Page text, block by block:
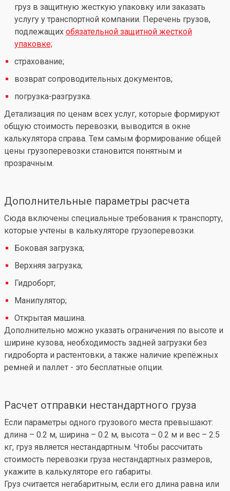
груз в защитную жесткую упаковку или заказать
услугу у транспортной компании. Перечень грузов,
подлежащих обязательной защитной жесткой
упаковке;
страхование;
возврат сопроводительных документов;
погрузка-разгрузка.
Детализация по ценам всех услуг, которые формируют
общую стоимость перевозки, выводится в окне
калькулятора справа. Тем самым формирование общей
цены грузоперевозки становится понятным и
прозрачным.
Дополнительные параметры расчета
Сюда включены специальные требования к транспорту,
которые учтены в калькуляторе грузоперевозки.
Боковая загрузка;
Верхняя загрузка;
Гидроборт;
Манипулятор;
Открытая машина.
Дополнительно можно указать ограничения по высоте и
ширине кузова, необходимость задней загрузки без
гидроборта и растентовки, а также наличие крепёжных
ремней и паллет - это бесплатные опции.
Расчет отправки нестандартного груза
Если параметры одного грузового места превышают:
длина – 0.2 м, ширина – 0.2 м, высота – 0.2 м и вес – 2.5
кг, груз является нестандартным. Чтобы рассчитать
стоимость перевозки груза нестандартных размеров,
укажите в калькуляторе его габариты.
Груз считается негабаритным, если его длина равна или